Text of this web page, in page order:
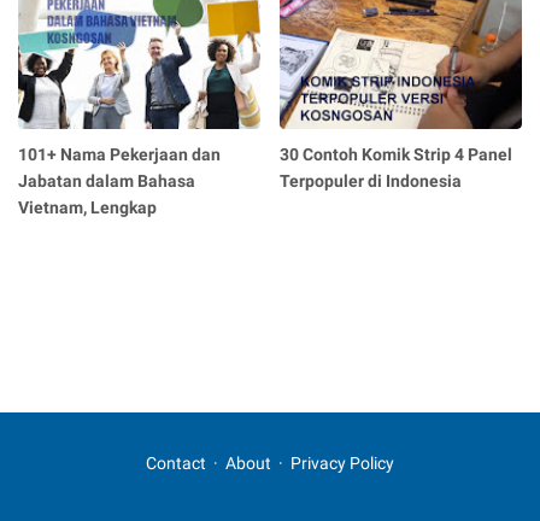
101+ Nama Pekerjaan dan
Jabatan dalam Bahasa
Vietnam, Lengkap
30 Contoh Komik Strip 4 Panel
Terpopuler di Indonesia
Contact About Privacy Policy